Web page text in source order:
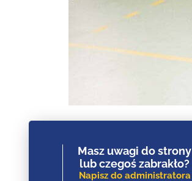
Masz uwagi do strony
lub czegoś zabrakło?
Napisz do administratora